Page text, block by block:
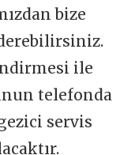
bize
ile
telefonda
servis